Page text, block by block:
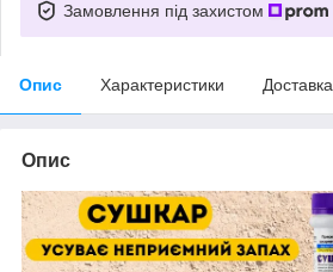
Замовлення під захистом
Опис Характеристики Доставка
Опис